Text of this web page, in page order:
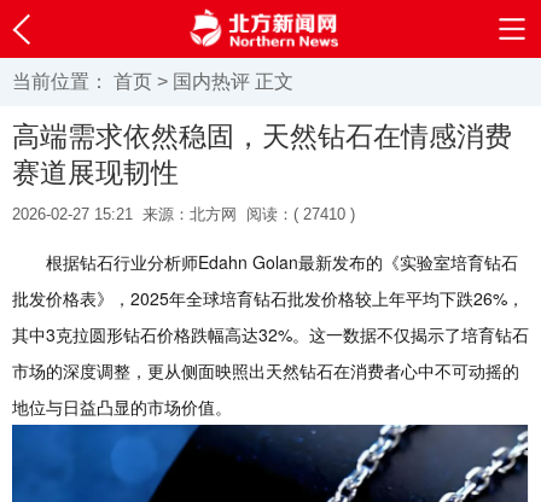
当前位置： 首页 > 国内热评 正文
高端需求依然稳固，天然钻石在情感消费
赛道展现韧性
2026-02-27 15:21 来源：北方网 阅读：( 27410 )
根据钻石行业分析师Edahn Golan最新发布的《实验室培育钻石
批发价格表》，2025年全球培育钻石批发价格较上年平均下跌26%，
其中3克拉圆形钻石价格跌幅高达32%。这一数据不仅揭示了培育钻石
市场的深度调整，更从侧面映照出天然钻石在消费者心中不可动摇的
地位与日益凸显的市场价值。